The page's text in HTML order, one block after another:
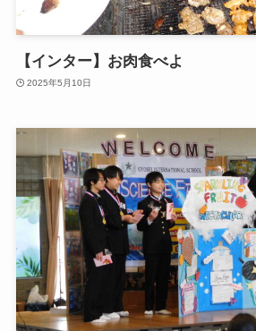
【インター】お肉食べよ
2025年5月10日